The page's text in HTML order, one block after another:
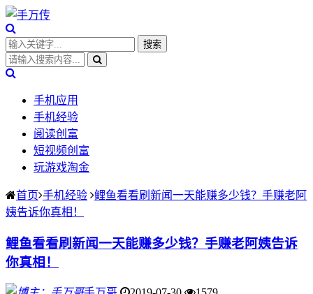
手机应用
手机经验
阅读创富
短视频创富
玩游戏淘金
首页 手机经验 鲤鱼看看刷新闻一天能赚多少钱？手赚老阿
姨告诉你真相！
鲤鱼看看刷新闻一天能赚多少钱？手赚老阿姨告诉
你真相！